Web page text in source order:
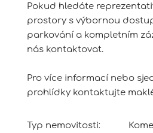
Pokud hledáte
prostory s výbornou
parkování a kompletním
nás kontaktovat.
Pro více informací nebo
prohlídky kontaktujte
Typ nemovitosti: